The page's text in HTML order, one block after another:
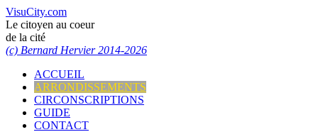
VisuCity.com
Le citoyen au coeur
de la cité
(c) Bernard Hervier 2014-2026
ACCUEIL
ARRONDISSEMENTS
CIRCONSCRIPTIONS
GUIDE
CONTACT